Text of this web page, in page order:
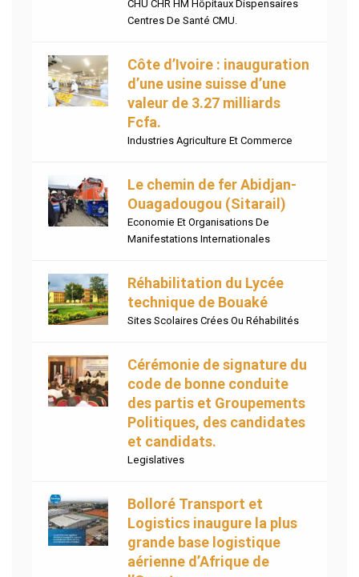
CHU CHR HM Hôpitaux Dispensaires
Centres De Santé CMU.
Côte d’Ivoire : inauguration
d’une usine suisse d’une
valeur de 3.27 milliards
Fcfa.
Industries Agriculture Et Commerce
Le chemin de fer Abidjan-
Ouagadougou (Sitarail)
Economie Et Organisations De
Manifestations Internationales
Réhabilitation du Lycée
technique de Bouaké
Sites Scolaires Crées Ou Réhabilités
Cérémonie de signature du
code de bonne conduite
des partis et Groupements
Politiques, des candidates
et candidats.
Legislatives
Bolloré Transport et
Logistics inaugure la plus
grande base logistique
aérienne d’Afrique de